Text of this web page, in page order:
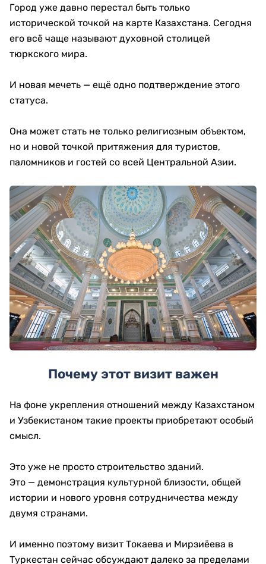
Город уже давно перестал быть только
исторической точкой на карте Казахстана. Сегодня
его всё чаще называют духовной столицей
тюркского мира.
И новая мечеть — ещё одно подтверждение этого
статуса.
Она может стать не только религиозным объектом,
но и новой точкой притяжения для туристов,
паломников и гостей со всей Центральной Азии.
Почему этот визит важен
На фоне укрепления отношений между Казахстаном
и Узбекистаном такие проекты приобретают особый
смысл.
Это уже не просто строительство зданий.
Это — демонстрация культурной близости, общей
истории и нового уровня сотрудничества между
двумя странами.
И именно поэтому визит Токаева и Мирзиёева в
Туркестан сейчас обсуждают далеко за пределами